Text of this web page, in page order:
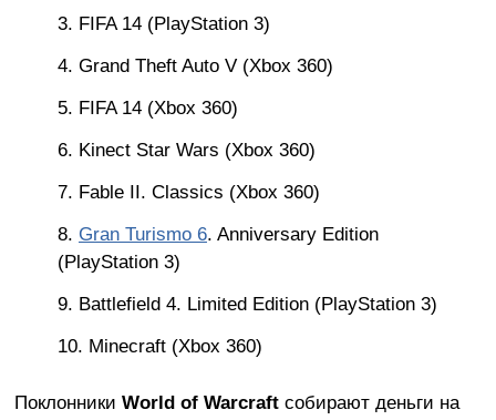
FIFA 14 (PlayStation 3)
Grand Theft Auto V (Xbox 360)
FIFA 14 (Xbox 360)
Kinect Star Wars (Xbox 360)
Fable II. Classics (Xbox 360)
Gran Turismo 6. Anniversary Edition
(PlayStation 3)
Battlefield 4. Limited Edition (PlayStation 3)
Minecraft (Xbox 360)
Поклонники World of Warcraftсобирают деньги на